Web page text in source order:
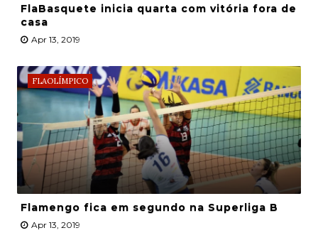
FlaBasquete inicia quarta com vitória fora de
casa
Apr 13, 2019
FLAOLÍMPICO
Flamengo fica em segundo na Superliga B
Apr 13, 2019